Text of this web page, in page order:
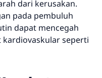
dari kerusakan.
pada pembuluh
dapat mencegah
seperti